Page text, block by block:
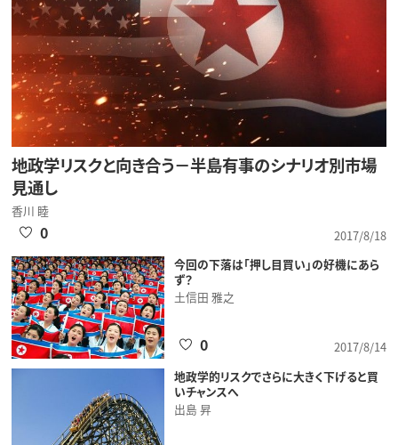
地政学リスクと向き合う－半島有事のシナリオ別市場
見通し
香川 睦
2017/8/18
0
今回の下落は「押し目買い」の好機にあら
ず？
土信田 雅之
2017/8/14
0
地政学的リスクでさらに大きく下げると買
いチャンスへ
出島 昇